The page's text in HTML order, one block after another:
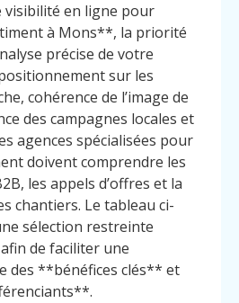
en ligne pour
à Mons**, la priorité
précise de votre
sur les
cohérence de l’image de
des campagnes locales et
agences spécialisées pour
doivent comprendre les
les appels d’offres et la
chantiers. Le tableau ci-
sélection restreinte
de faciliter une
des **bénéfices clés** et